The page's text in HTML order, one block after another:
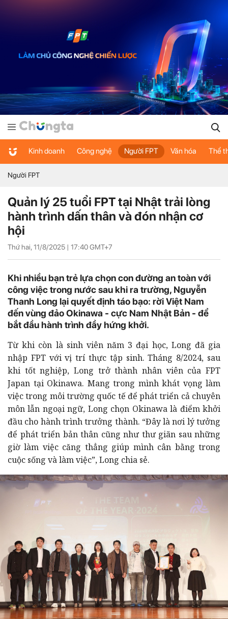
Kinh doanh Công nghệ Người FPT Văn hóa Thể
Người FPT
Quản lý 25 tuổi FPT tại Nhật trải lòng
hành trình dấn thân và đón nhận cơ
hội
Thứ hai, 11/8/2025 | 17:40GMT+7
Khi nhiều bạn trẻ lựa chọn con đường an toàn với
công việc trong nước sau khi ra trường, Nguyễn
Thanh Long lại quyết định táo bạo: rời Việt Nam
đến vùng đảo Okinawa - cực Nam Nhật Bản - để
bắt đầu hành trình đầy hứng khởi.
Từ khi còn là sinh viên năm 3 đại học, Long đã gia
nhập FPT với vị trí thực tập sinh. Tháng 8/2024, sau
khi tốt nghiệp, Long trở thành nhân viên của FPT
Japan tại Okinawa. Mang trong mình khát vọng làm
việc trong môi trường quốc tế để phát triển cả chuyên
môn lẫn ngoại ngữ, Long chọn Okinawa là điểm khởi
đầu cho hành trình trưởng thành. “Đây là nơi lý tưởng
để phát triển bản thân cũng như thư giãn sau những
giờ làm việc căng thẳng giúp mình cân bằng trong
cuộc sống và làm việc”, Long chia sẻ.